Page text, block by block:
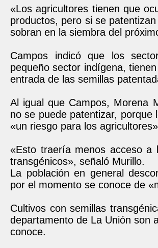
«Los agricultores tienen que
productos, pero si se
sobran en la siembra del
Campos indicó que los
pequeño sector indígena,
entrada de las semillas
Al igual que Campos, Morena
no se puede patentizar,
«un riesgo para los
«Esto traería menos acceso a
transgénicos», señaló Murillo.
La población en general
por el momento se conoce de
Cultivos con semillas
departamento de La Unión son
conoce.